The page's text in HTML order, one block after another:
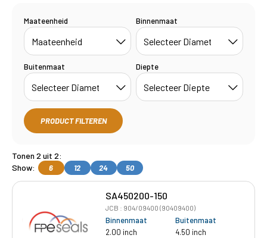
Maateenheid Binnenmaat
Buitenmaat Diepte
PRODUCT FILTEREN
Tonen 2 uit 2:
Show:
6 12 24 50
SA450200-150
JCB : 904/09400 (90409400)
Binnenmaat
2.00 inch
Buitenmaat
4.50 inch